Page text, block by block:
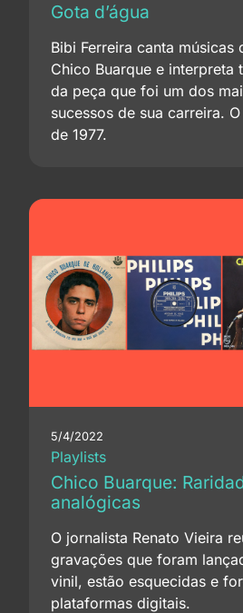
Gota d’água
Bibi Ferreira canta músicas
Chico Buarque e interpreta
da peça que foi um dos
sucessos de sua carreira.
de 1977.
5/4/2022
Playlists
Chico Buarque:
analógicas
O jornalista Renato Vieira
gravações que foram
vinil, estão esquecidas e
plataformas digitais.